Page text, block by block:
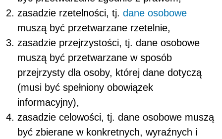
zasadzie rzetelności, tj. dane osobowe
muszą być przetwarzane rzetelnie,
zasadzie przejrzystości, tj. dane osobowe
muszą być przetwarzane w sposób
przejrzysty dla osoby, której dane dotyczą
(musi być spełniony obowiązek
informacyjny),
zasadzie celowości, tj. dane osobowe muszą
być zbierane w konkretnych, wyraźnych i